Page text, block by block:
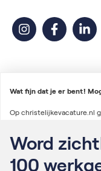
2026 © Christelijke
Voorwaarden
Algemene voorwaarden
Wat fijn dat je er bent!
Op christelijkevacature.nl
te verbeteren en
om gegevens te
meten van de effectiviteit
Word
100